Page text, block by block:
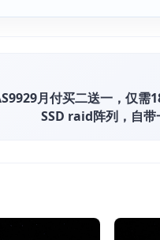
月付买二送一，仅需
SSD raid阵列，自带